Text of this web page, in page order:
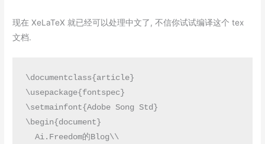
现在 XeLaTeX 就已经可以处理中文了, 不信你试试编译这个 tex
文档.
\documentclass{article}
\usepackage{fontspec}
\setmainfont{Adobe Song Std}
\begin{document}
  Ai.Freedom的Blog\\